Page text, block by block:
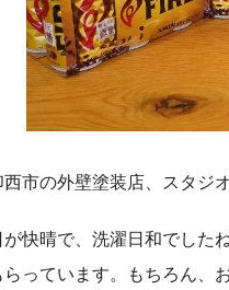
市の外壁塗装店、スタジ
快晴で、洗濯日和でした
っています。もちろん、